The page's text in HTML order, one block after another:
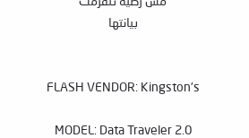
بيانتها
FLASH VENDOR: Kingston's
MODEL: Data Traveler 2.0